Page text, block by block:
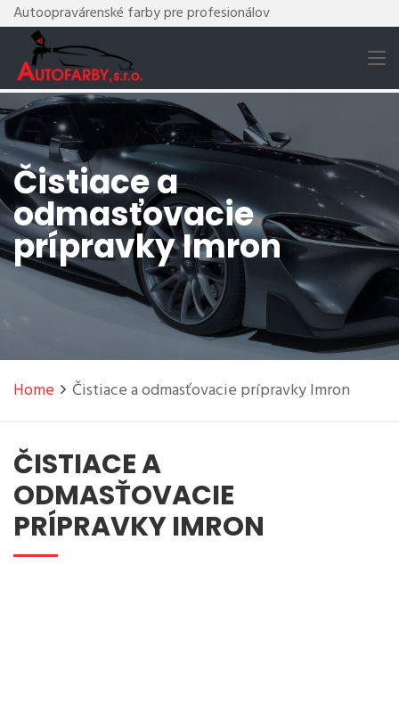
Autoopravárenské farby pre profesionálov
Čistiace a
odmasťovacie
prípravky Imron
Home Čistiace a odmasťovacie prípravky Imron
ČISTIACE A
ODMASŤOVACIE
PRÍPRAVKY IMRON